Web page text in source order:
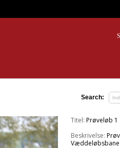
Search:
Titel: Prøveløb 1
Beskrivelse:
Væddeløbsbane